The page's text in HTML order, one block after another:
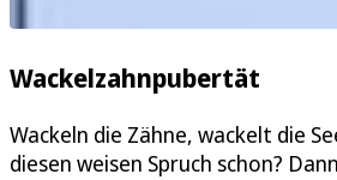
Wackelzahnpubertät
Wackeln die Zähne, wackelt die
diesen weisen Spruch schon?